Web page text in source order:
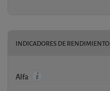
INDICADORES DE RENDIMIENTO
Alfa